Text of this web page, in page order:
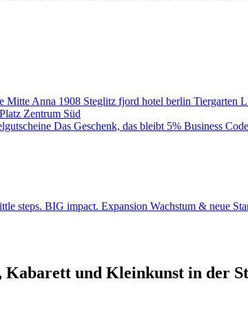
Mitte Anna 1908 Steglitz fjord hotel berlin Tiergarten
Zentrum Süd
Das Geschenk, das bleibt 5% Business Code
steps. BIG impact. Expansion Wachstum & neue
Kabarett und Kleinkunst in der